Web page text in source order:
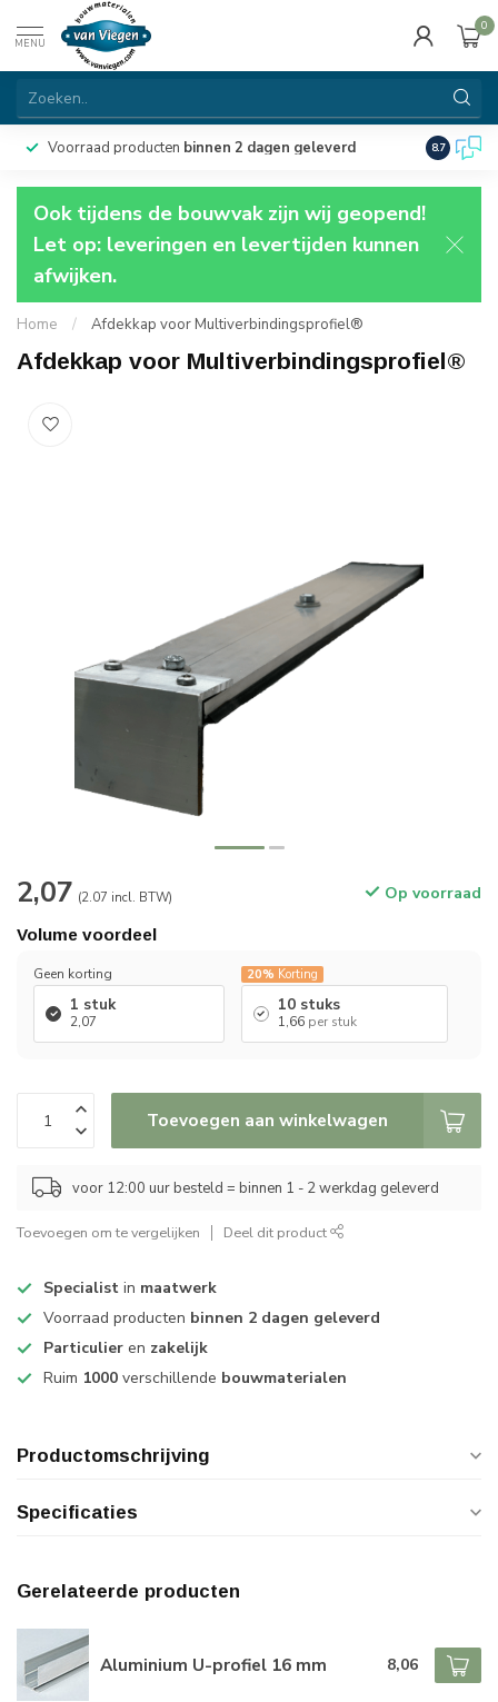
MENU
0
Voorraad producten binnen 2 dagen geleverd 8.7
Ook tijdens de bouwvak zijn wij geopend!
Let op: leveringen en levertijden kunnen
afwijken.
Home / Afdekkap voor Multiverbindingsprofiel®
Afdekkap voor Multiverbindingsprofiel®
2,07 (2.07 incl. BTW) Op voorraad
Volume voordeel
Geen korting
1 stuk
2,07
20% Korting
10 stuks
1,66 per stuk
Toevoegen aan winkelwagen
voor 12:00 uur besteld = binnen 1 - 2 werkdag geleverd
Toevoegen om te vergelijken Deel dit product
Specialist in maatwerk
Voorraad producten binnen 2 dagen geleverd
Particulier en zakelijk
Ruim 1000 verschillende bouwmaterialen
Productomschrijving
Specificaties
Gerelateerde producten
Aluminium U-profiel 16 mm 8,06